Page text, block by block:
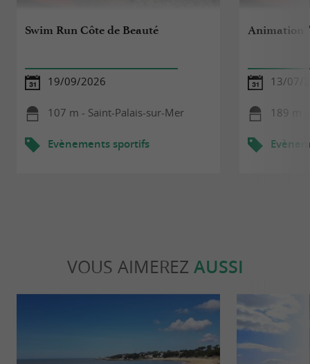
Swim Run Côte de Beauté
19/09/2026
107 m - Saint-Palais-sur-Mer
Evènements sportifs
Animation
13/07/
189 m
VOUS AIMEREZ AUSSI